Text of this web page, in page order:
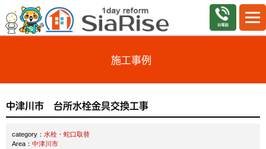
施工事例
中津川市 台所水栓金具交換工事
category： 水栓・蛇口取替
Area： 中津川市